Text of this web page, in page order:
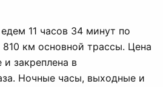
11 часов 34 минут по
км основной трассы. Цена
и закреплена в
Ночные часы, выходные и